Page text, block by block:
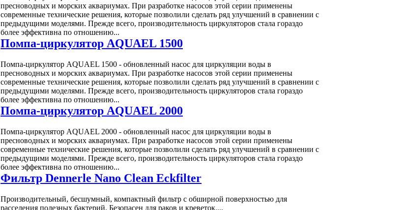
пресноводных и морских аквариумах. При разработке насосов этой серии применены
современные технические решения, которые позволили сделать ряд улучшений в сравнении с
предыдущими моделями. Прежде всего, производительность циркуляторов стала гораздо
более эффективна по отношению...
Помпа-циркулятор AQUAEL 1500
Помпа-циркулятор AQUAEL 1500 - обновленный насос для циркуляции воды в
пресноводных и морских аквариумах. При разработке насосов этой серии применены
современные технические решения, которые позволили сделать ряд улучшений в сравнении с
предыдущими моделями. Прежде всего, производительность циркуляторов стала гораздо
более эффективна по отношению...
Помпа-циркулятор AQUAEL 2000
Помпа-циркулятор AQUAEL 2000 - обновленный насос для циркуляции воды в
пресноводных и морских аквариумах. При разработке насосов этой серии применены
современные технические решения, которые позволили сделать ряд улучшений в сравнении с
предыдущими моделями. Прежде всего, производительность циркуляторов стала гораздо
более эффективна по отношению...
Фильтр Dennerle Nano Clean Eckfilter
Производительный, бесшумный, компактный фильтр с обширной поверхностью для
расселения полезных бактерий. Безопасен для раков и креветок....